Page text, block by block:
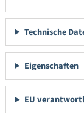
Technische
Eigenschaften
EU